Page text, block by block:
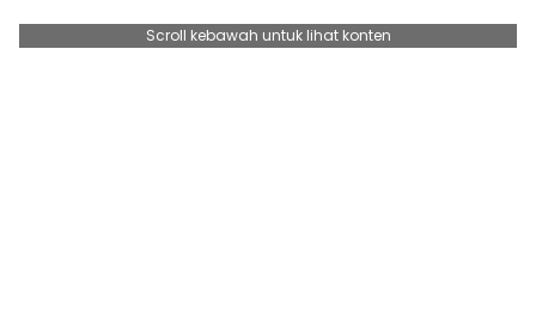
Scroll kebawah untuk lihat konten